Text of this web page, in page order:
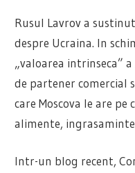
Rusul Lavrov a
despre Ucraina. In
„valoarea intrinseca”
de partener comercial
care Moscova le are
alimente, ingrasaminte
Intr-un blog recent,